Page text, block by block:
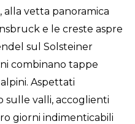
vetta panoramica
e le creste aspre
sul Solsteiner
combinano tappe
Aspettati
sulle valli, accoglienti
giorni indimenticabili